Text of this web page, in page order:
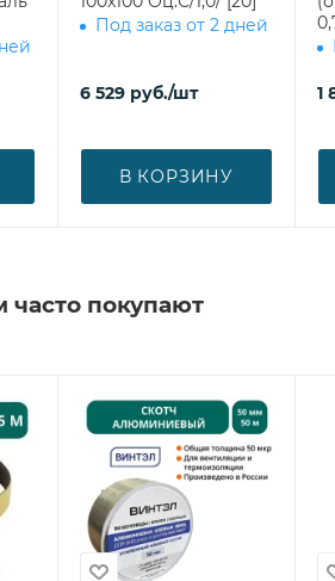
Под заказ от 2 дней
6 529 руб./шт
В КОРЗИНУ
1
часто покупают